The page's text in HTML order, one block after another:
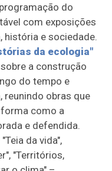
do
com exposições
história e sociedade.
da ecologia"
a construção
do tempo e
reunindo obras que
como a
e defendida.
da vida",
"Territórios,